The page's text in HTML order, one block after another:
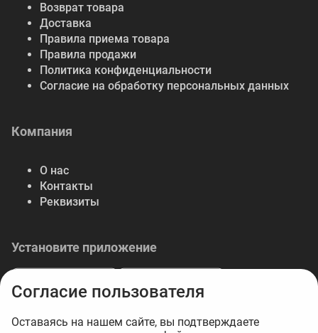
Возврат товара
Доставка
Правила приема товара
Правила продажи
Политика конфиденциальности
Согласие на обработку персональных данных
Компания
О нас
Контакты
Реквизиты
Установите приложение
Согласие пользователя
Оставаясь на нашем сайте, вы подтверждаете